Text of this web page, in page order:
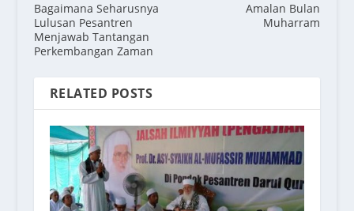
Bagaimana Seharusnya
Lulusan Pesantren
Menjawab Tantangan
Perkembangan Zaman
Amalan Bulan
Muharram
RELATED POSTS